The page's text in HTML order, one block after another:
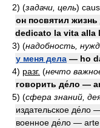
2) (задачи, цель)
он посвятил
dedicato la vita alla
3) (надобность,
у меня дела — ho
4) разг. (нечто
говорить де́ло —
5) (сфера знаний,
издательское де́ло
военное де́ло — arte